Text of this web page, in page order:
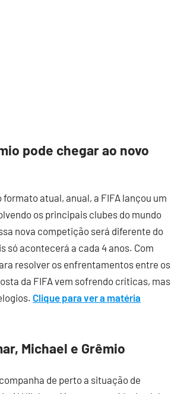
pode chegar ao novo
formato atual, anual, a FIFA lançou um
os principais clubes do mundo
nova competição será diferente do
só acontecerá a cada 4 anos. Com
resolver os enfrentamentos entre os
da FIFA vem sofrendo críticas, mas
Clique para ver a matéria
Michael e Grêmio
de perto a situação de